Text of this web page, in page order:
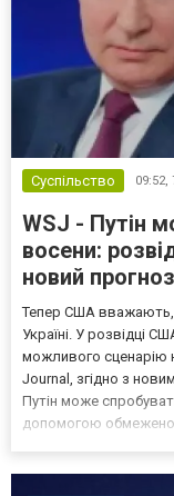
Суспільство 09:52,
WSJ - Путін
восени:
новий прогноз
Тепер США вважають,
Україні. У розвідці
можливого сценарію
Journal, згідно з
Путін може
допомогою